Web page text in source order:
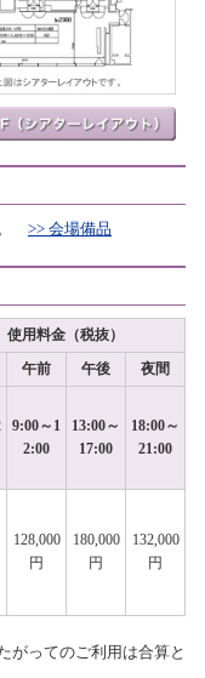
>> 会場備品
使用料金（税抜）
午前 午後
夜間
9:00～1
2:00
13:00～
17:00
18:00～
21:00
128,000
円
180,000
円
132,000
円
がってのご利用は合算と